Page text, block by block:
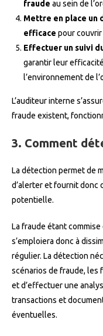
fraude au sein de
Mettre en place un
efficace pour
Effectuer un suivi
garantir leur
l’environnement de
L’auditeur interne
fraude existent,
3. Comment
La détection permet de
d’alerter et fournit donc
potentielle.
La fraude étant
s’emploiera donc à
régulier. La détection
scénarios de fraude, les
et d’effectuer une
transactions et
éventuelles.